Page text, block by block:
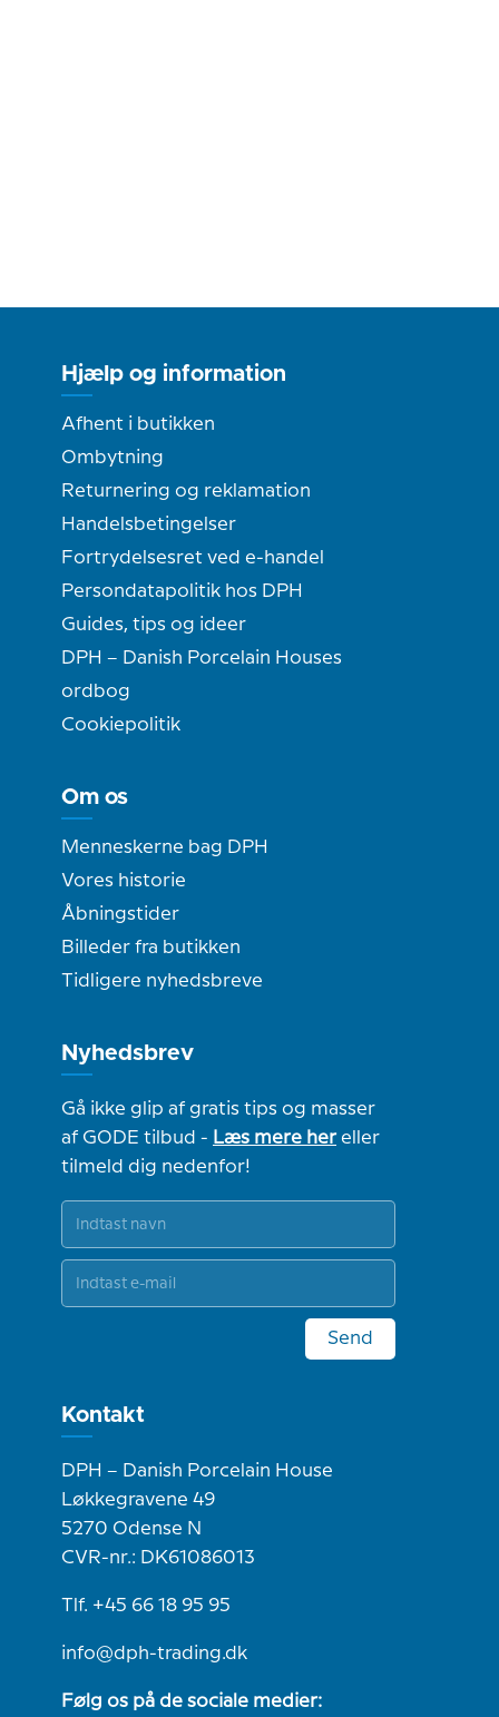
Hjælp og information
Afhent i butikken
Ombytning
Returnering og reklamation
Handelsbetingelser
Fortrydelsesret ved e-handel
Persondatapolitik hos DPH
Guides, tips og ideer
DPH – Danish Porcelain Houses
ordbog
Cookiepolitik
Om os
Menneskerne bag DPH
Vores historie
Åbningstider
Billeder fra butikken
Tidligere nyhedsbreve
Nyhedsbrev
Gå ikke glip af gratis tips og masser
af GODE tilbud - Læs mere hereller
tilmeld dig nedenfor!
Send
Kontakt
DPH – Danish Porcelain House
Løkkegravene 49
5270 Odense N
CVR-nr.: DK61086013
Tlf. +45 66 18 95 95
info@dph-trading.dk
Følg os på de sociale medier: